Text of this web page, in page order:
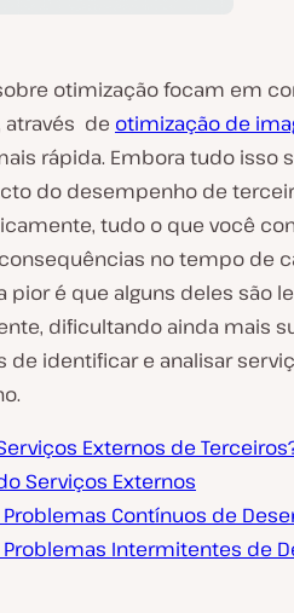
otimização focam em
através de otimização de
rápida. Embora tudo isso
do desempenho de
tudo o que você
no tempo de
pior é que alguns deles são
dificultando ainda mais
de identificar e analisar
Externos de
Serviços Externos
Contínuos de
Problemas Intermitentes de